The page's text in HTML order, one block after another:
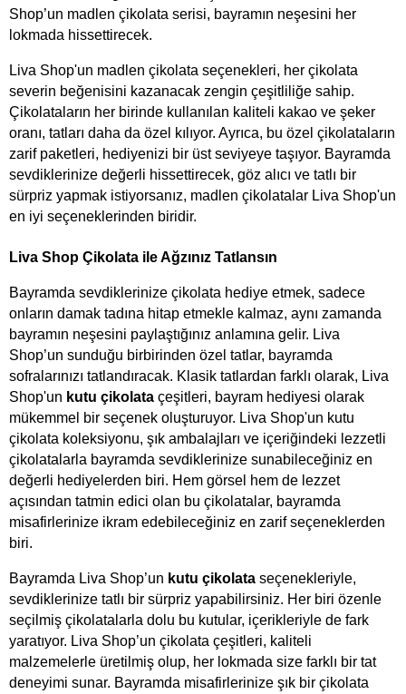
Shop’un madlen çikolata serisi, bayramın neşesini her
lokmada hissettirecek.
Liva Shop'un madlen çikolata seçenekleri, her çikolata
severin beğenisini kazanacak zengin çeşitliliğe sahip.
Çikolataların her birinde kullanılan kaliteli kakao ve şeker
oranı, tatları daha da özel kılıyor. Ayrıca, bu özel çikolataların
zarif paketleri, hediyenizi bir üst seviyeye taşıyor. Bayramda
sevdiklerinize değerli hissettirecek, göz alıcı ve tatlı bir
sürpriz yapmak istiyorsanız, madlen çikolatalar Liva Shop'un
en iyi seçeneklerinden biridir.
Liva Shop Çikolata ile Ağzınız Tatlansın
Bayramda sevdiklerinize çikolata hediye etmek, sadece
onların damak tadına hitap etmekle kalmaz, aynı zamanda
bayramın neşesini paylaştığınız anlamına gelir. Liva
Shop’un sunduğu birbirinden özel tatlar, bayramda
sofralarınızı tatlandıracak. Klasik tatlardan farklı olarak, Liva
Shop'un kutu çikolata çeşitleri, bayram hediyesi olarak
mükemmel bir seçenek oluşturuyor. Liva Shop'un kutu
çikolata koleksiyonu, şık ambalajları ve içeriğindeki lezzetli
çikolatalarla bayramda sevdiklerinize sunabileceğiniz en
değerli hediyelerden biri. Hem görsel hem de lezzet
açısından tatmin edici olan bu çikolatalar, bayramda
misafirlerinize ikram edebileceğiniz en zarif seçeneklerden
biri.
Bayramda Liva Shop’un kutu çikolata seçenekleriyle,
sevdiklerinize tatlı bir sürpriz yapabilirsiniz. Her biri özenle
seçilmiş çikolatalarla dolu bu kutular, içerikleriyle de fark
yaratıyor. Liva Shop’un çikolata çeşitleri, kaliteli
malzemelerle üretilmiş olup, her lokmada size farklı bir tat
deneyimi sunar. Bayramda misafirlerinize şık bir çikolata